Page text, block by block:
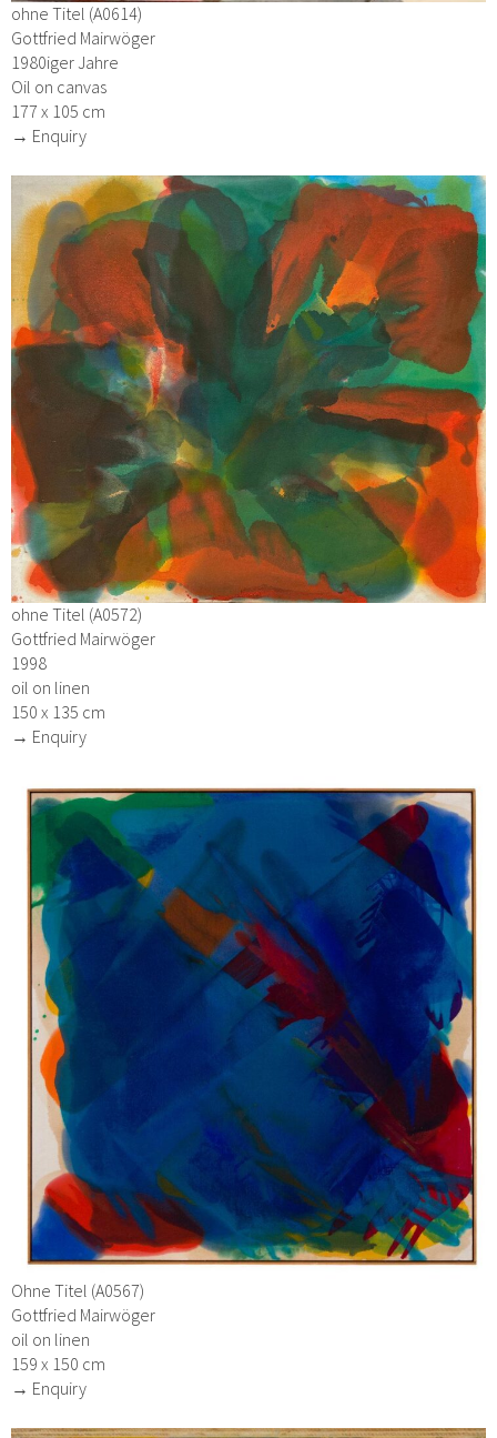
ohne Titel (A0614)
Gottfried Mairwöger
1980iger Jahre
Oil on canvas
177 x 105 cm
→ Enquiry
ohne Titel (A0572)
Gottfried Mairwöger
1998
oil on linen
150 x 135 cm
→ Enquiry
Ohne Titel (A0567)
Gottfried Mairwöger
oil on linen
159 x 150 cm
→ Enquiry